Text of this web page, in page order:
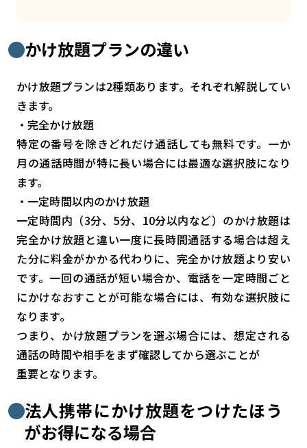
おすすめ
SIM
スマホ
リセット
検索する
かけ放題プランの違い
かけ放題プランは2種類あります。それぞれ解説してい
きます。
・完全かけ放題
特定の番号を除きどれだけ通話しても無料です。一か
月の通話時間が特に長い場合には最適な選択肢になり
ます。
・一定時間以内のかけ放題
一定時間内（3分、5分、10分以内など）のかけ放題は
完全かけ放題と違い一度に長時間通話する場合は超え
た分に料金がかかる代わりに、完全かけ放題より安い
です。一回の通話が短い場合か、電話を一定時間ごと
にかけなおすことが可能な場合には、有効な選択肢に
なります。
つまり、かけ放題プランを選ぶ場合には、想定される
通話の時間や相手をまず確認してから選ぶことが
重要となります。
法人携帯にかけ放題をつけたほう
がお得になる場合